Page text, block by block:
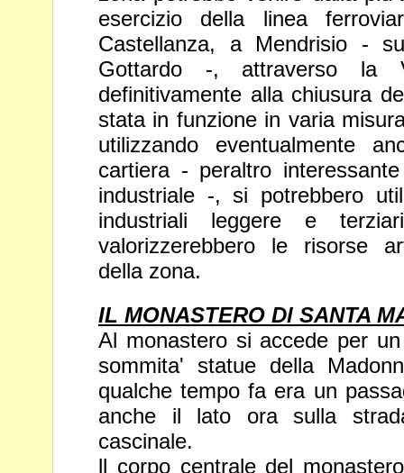
esercizio della linea
Castellanza, a Mendrisio -
Gottardo -, attraverso la
definitivamente alla chiusura
stata in funzione in varia
utilizzando eventualmente
cartiera - peraltro
industriale -, si potrebbero
industriali leggere e
valorizzerebbero le risorse
della zona.
IL MONASTERO Dl SANTA
Al monastero si accede per
sommita' statue della
qualche tempo fa era un
anche il lato ora sulla
cascinale.
ll corpo centrale del